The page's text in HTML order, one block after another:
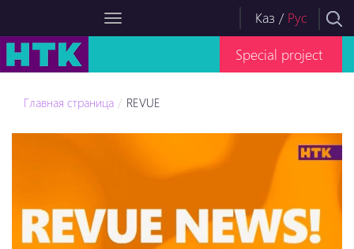
Каз / Рус
Special project
Главная страница REVUE